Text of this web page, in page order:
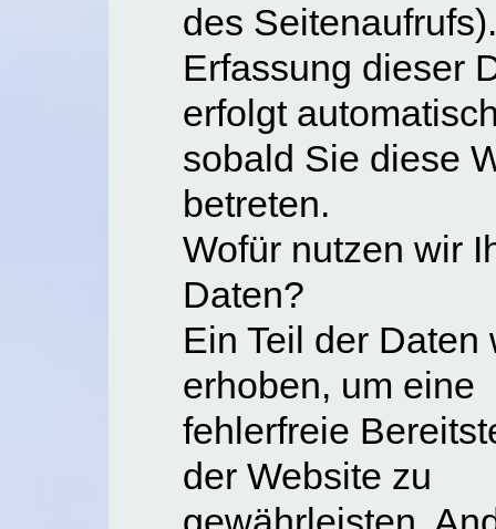
des
Erfassung dieser
erfolgt
sobald Sie diese
betreten.
Wofür nutzen wir
Daten?
Ein Teil der Daten
erhoben, um eine
fehlerfreie
der Website zu